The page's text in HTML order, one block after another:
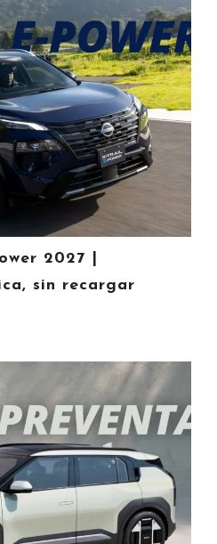
2027 |
sin recargar